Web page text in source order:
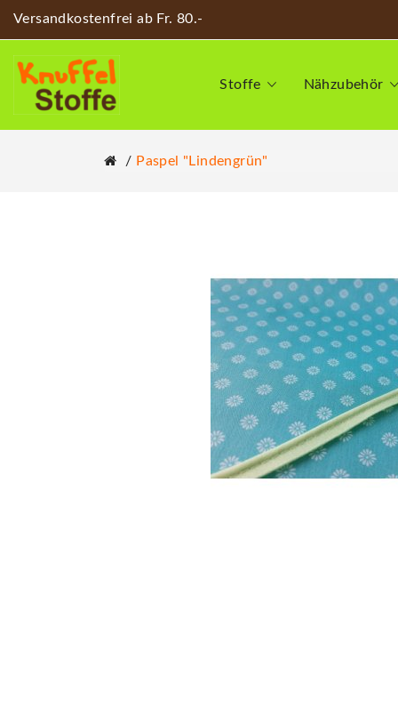
Versandkostenfrei ab Fr. 80.-
Stoffe Nähzubehör
Paspel "lindengrün"